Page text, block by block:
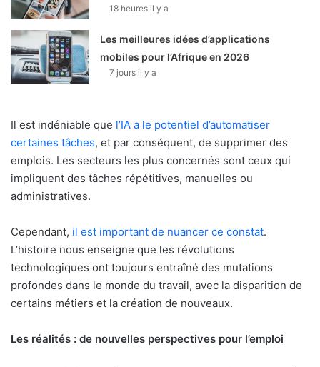
18 heures il y a
Les meilleures idées d’applications
mobiles pour l’Afrique en 2026
7 jours il y a
Il est indéniable que l’IA a le potentiel d’automatiser
certaines tâches, et par conséquent, de supprimer des
emplois. Les secteurs les plus concernés sont ceux qui
impliquent des tâches répétitives, manuelles ou
administratives.
Cependant, il est important de nuancer ce constat.
L’histoire nous enseigne que les révolutions
technologiques ont toujours entraîné des mutations
profondes dans le monde du travail, avec la disparition de
certains métiers et la création de nouveaux.
Les réalités : de nouvelles perspectives pour l’emploi